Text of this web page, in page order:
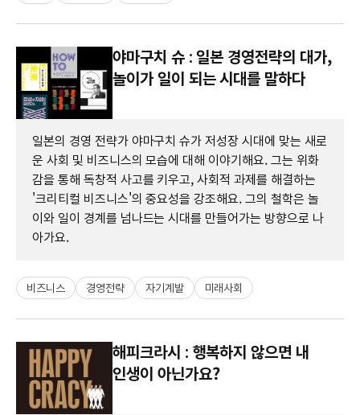
야마구치 슈 : 일본 경영전략의 대가,
놀이가 일이 되는 시대를 말하다
일본의 경영 전략가 야마구치 슈가 저성장 시대에 맞는 새로
운 사회 및 비즈니스의 모습에 대해 이야기해요. 그는 위화
감을 통해 독창적 사고를 키우고, 사회적 과제를 해결하는
'크리티컬 비즈니스'의 중요성을 강조해요. 그의 철학은 놀
이와 일이 경계를 넘나드는 시대를 만들어가는 방향으로 나
아가요.
비즈니스 경영전략 자기계발 미래사회
해피크라시 : 행복하지 않으면 내
인생이 아닌가요?